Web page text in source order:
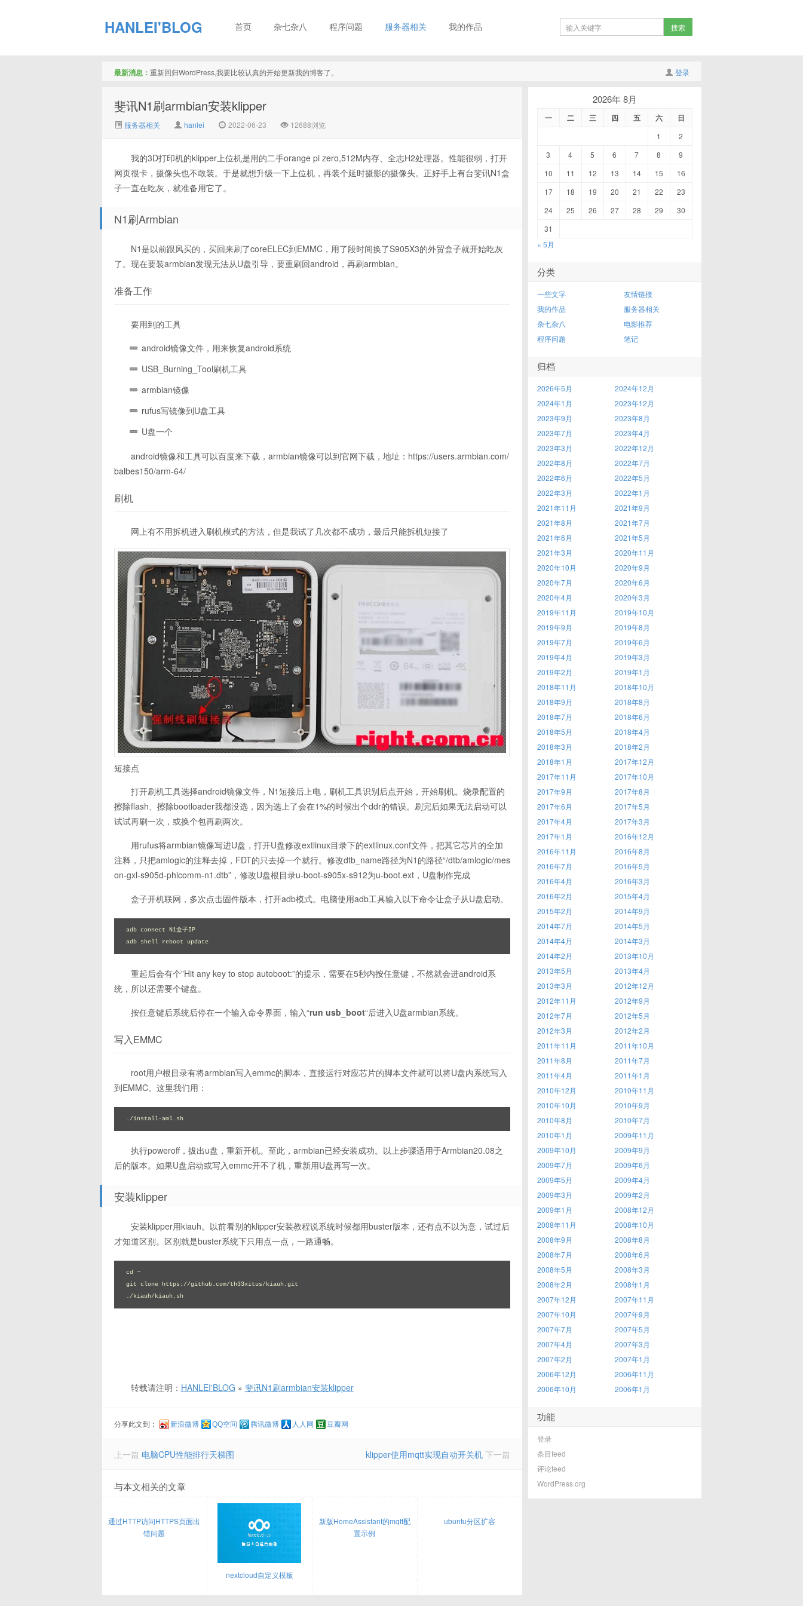
HANLEI'BLOG 首页 杂七杂八 程序问题 服务器相关 我的作品
登录
最新消息： 重新回归WordPress,我要比较认真的开始更新我的博客了。
斐讯N1刷armbian安装klipper
服务器相关 hanlei 2022-06-23 12688浏览
我的3D打印机的klipper上位机是用的二手orange pi zero,512M内存、全志H2处理器。性能很弱，打开
网页很卡，摄像头也不敢装。于是就想升级一下上位机，再装个延时摄影的摄像头。正好手上有台斐讯N1盒
子一直在吃灰，就准备用它了。
N1刷Armbian
N1是以前跟风买的，买回来刷了coreELEC到EMMC，用了段时间换了S905X3的外贸盒子就开始吃灰
了。现在要装armbian发现无法从U盘引导，要重刷回android，再刷armbian。
准备工作
要用到的工具
android镜像文件，用来恢复android系统
USB_Burning_Tool刷机工具
armbian镜像
rufus写镜像到U盘工具
U盘一个
android镜像和工具可以百度来下载，armbian镜像可以到官网下载，地址：https://users.armbian.com/
balbes150/arm-64/
刷机
网上有不用拆机进入刷机模式的方法，但是我试了几次都不成功，最后只能拆机短接了
短接点
打开刷机工具选择android镜像文件，N1短接后上电，刷机工具识别后点开始，开始刷机。烧录配置的
擦除flash、擦除bootloader我都没选，因为选上了会在1%的时候出个ddr的错误。刷完后如果无法启动可以
试试再刷一次，或换个包再刷两次。
用rufus将armbian镜像写进U盘，打开U盘修改extlinux目录下的extlinux.conf文件，把其它芯片的全加
注释，只把amlogic的注释去掉，FDT的只去掉一个就行。修改dtb_name路径为N1的路径“/dtb/amlogic/mes
on-gxl-s905d-phicomm-n1.dtb”，修改U盘根目录u-boot-s905x-s912为u-boot.ext，U盘制作完成
盒子开机联网，多次点击固件版本，打开adb模式。电脑使用adb工具输入以下命令让盒子从U盘启动。
adb connect N1盒子IP
adb shell reboot update
重起后会有个”Hit any key to stop autoboot:”的提示，需要在5秒内按任意键，不然就会进android系
统，所以还需要个键盘。
按任意键后系统后停在一个输入命令界面，输入“run usb_boot“后进入U盘armbian系统。
写入EMMC
root用户根目录有将armbian写入emmc的脚本，直接运行对应芯片的脚本文件就可以将U盘内系统写入
到EMMC。这里我们用：
./install-aml.sh
执行poweroff，拔出u盘，重新开机。至此，armbian已经安装成功。以上步骤适用于Armbian20.08之
后的版本。如果U盘启动或写入emmc开不了机，重新用U盘再写一次。
安装klipper
安装klipper用kiauh。以前看别的klipper安装教程说系统时候都用buster版本，还有点不以为意，试过后
才知道区别。区别就是buster系统下只用点一点，一路通畅。
cd ~
git clone https://github.com/th33xitus/kiauh.git
./kiauh/kiauh.sh
转载请注明： HANLEI'BLOG » 斐讯N1刷armbian安装klipper
分享此文到： 新浪微博 QQ空间 腾讯微博 人人网 豆瓣网
上一篇 电脑CPU性能排行天梯图 klipper使用mqtt实现自动开关机下一篇
与本文相关的文章
通过HTTP访问HTTPS页面出
错问题
nextcloud自定义模板
新版HomeAssistant的mqtt配
置示例
ubuntu分区扩容
2026年 8月
一 二 三 四 五 六 日
1
2
3
4 5 6 7 8
9
10
11 12 13 14 15
16
17
18 19 20 21 22
23
24
25 26 27 28 29
30
31
« 5月
分类
一些文字
友情链接
我的作品
服务器相关
杂七杂八
电影推荐
程序问题
笔记
归档
2026年5月
2024年12月
2024年1月
2023年12月
2023年9月
2023年8月
2023年7月
2023年4月
2023年3月
2022年12月
2022年8月
2022年7月
2022年6月
2022年5月
2022年3月
2022年1月
2021年11月
2021年9月
2021年8月
2021年7月
2021年6月
2021年5月
2021年3月
2020年11月
2020年10月
2020年9月
2020年7月
2020年6月
2020年4月
2020年3月
2019年11月
2019年10月
2019年9月
2019年8月
2019年7月
2019年6月
2019年4月
2019年3月
2019年2月
2019年1月
2018年11月
2018年10月
2018年9月
2018年8月
2018年7月
2018年6月
2018年5月
2018年4月
2018年3月
2018年2月
2018年1月
2017年12月
2017年11月
2017年10月
2017年9月
2017年8月
2017年6月
2017年5月
2017年4月
2017年3月
2017年1月
2016年12月
2016年11月
2016年8月
2016年7月
2016年5月
2016年4月
2016年3月
2016年2月
2015年4月
2015年2月
2014年9月
2014年7月
2014年5月
2014年4月
2014年3月
2014年2月
2013年10月
2013年5月
2013年4月
2013年3月
2012年12月
2012年11月
2012年9月
2012年7月
2012年5月
2012年3月
2012年2月
2011年11月
2011年10月
2011年8月
2011年7月
2011年4月
2011年1月
2010年12月
2010年11月
2010年10月
2010年9月
2010年8月
2010年7月
2010年1月
2009年11月
2009年10月
2009年9月
2009年7月
2009年6月
2009年5月
2009年4月
2009年3月
2009年2月
2009年1月
2008年12月
2008年11月
2008年10月
2008年9月
2008年8月
2008年7月
2008年6月
2008年5月
2008年3月
2008年2月
2008年1月
2007年12月
2007年11月
2007年10月
2007年9月
2007年7月
2007年5月
2007年4月
2007年3月
2007年2月
2007年1月
2006年12月
2006年11月
2006年10月
2006年1月
功能
登录
条目feed
评论feed
WordPress.org